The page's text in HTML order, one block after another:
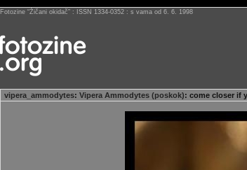
Fotozine “Žičani okidač” : ISSN 1334-0352 : s vama od 6. 6. 1998
vipera_ammodytes: Vipera Ammodytes (poskok): come closer if